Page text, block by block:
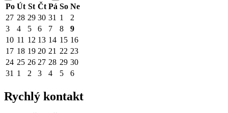
Po Út St Čt Pá So Ne
27 28 29 30 31 1
2
3
4 5 6 7 8
9
10 11 12 13 14 15 16
17 18 19 20 21 22 23
24 25 26 27 28 29 30
31 1 2 3 4 5 6
Rychlý kontakt